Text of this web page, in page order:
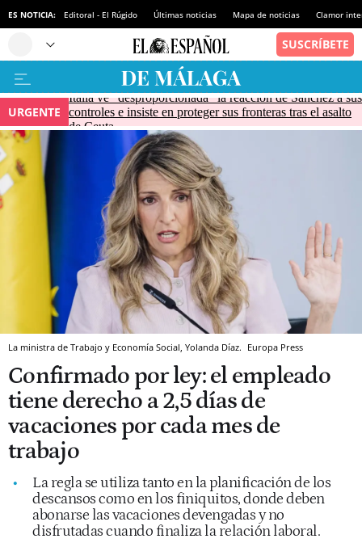
ES NOTICIA: Editoral - El Rúgido Últimas noticias Mapa de noticias Clamor
URGENTE
Italia ve "desproporcionada" la reacción de Sánchez a sus
controles e insiste en proteger sus fronteras tras el asalto
de Ceuta
La ministra de Trabajo y Economía Social, Yolanda Díaz. Europa Press
Confirmado por ley: el empleado
tiene derecho a 2,5 días de
vacaciones por cada mes de
trabajo
La regla se utiliza tanto en la planificación de los
descansos como en los finiquitos, donde deben
abonarse las vacaciones devengadas y no
disfrutadas cuando finaliza la relación laboral.